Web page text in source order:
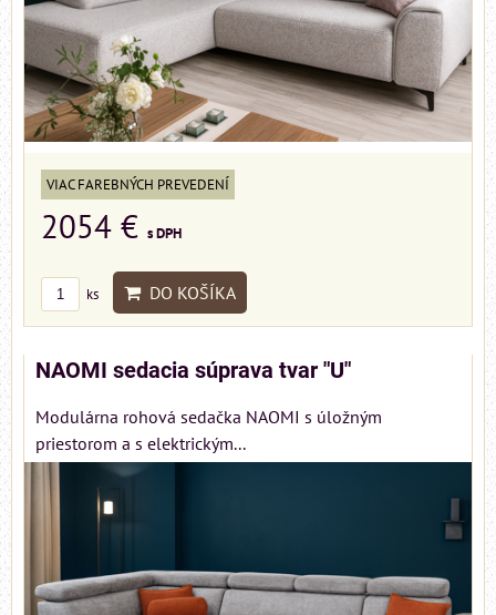
VIAC FAREBNÝCH PREVEDENÍ
2054 € s DPH
ks DO KOŠÍKA
NAOMI sedacia súprava tvar "U"
Modulárna rohová sedačka NAOMI s úložným
priestorom a s elektrickým...